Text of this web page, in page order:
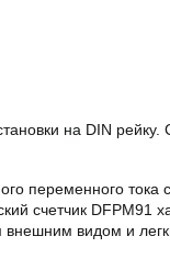
на DIN рейку.
переменного тока
счетчик DFPM91
видом и